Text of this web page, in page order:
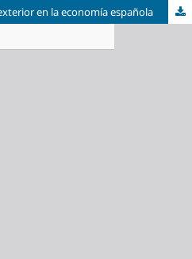
en la economía española